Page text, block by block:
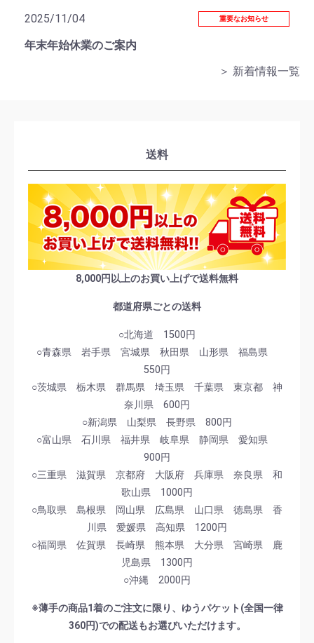
2025/11/04
重要なお知らせ
年末年始休業のご案内
＞ 新着情報一覧
送料
8,000円以上のお買い上げで送料無料
都道府県ごとの送料
○北海道 1500円
○青森県 岩手県 宮城県 秋田県 山形県 福島県
550円
○茨城県 栃木県 群馬県 埼玉県 千葉県 東京都 神
奈川県 600円
○新潟県 山梨県 長野県 800円
○富山県 石川県 福井県 岐阜県 静岡県 愛知県
900円
○三重県 滋賀県 京都府 大阪府 兵庫県 奈良県 和
歌山県 1000円
○鳥取県 島根県 岡山県 広島県 山口県 徳島県 香
川県 愛媛県 高知県 1200円
○福岡県 佐賀県 長崎県 熊本県 大分県 宮崎県 鹿
児島県 1300円
○沖縄 2000円
※薄手の商品1着のご注文に限り、ゆうパケット(全国一律
360円)での配送もお選びいただけます。